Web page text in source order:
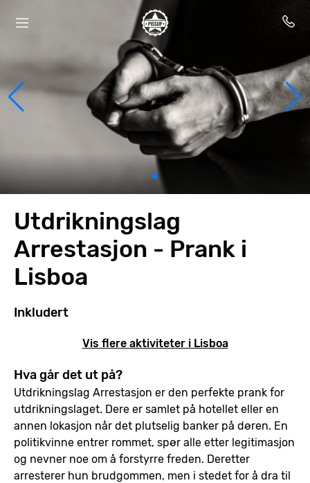
Utdrikningslag
Arrestasjon - Prank i
Lisboa
Inkludert
Vis flere aktiviteter i Lisboa
Hva går det ut på?
Utdrikningslag Arrestasjon er den perfekte prank for
utdrikningslaget. Dere er samlet på hotellet eller en
annen lokasjon når det plutselig banker på døren. En
politikvinne entrer rommet, spør alle etter legitimasjon
og nevner noe om å forstyrre freden. Deretter
arresterer hun brudgommen, men i stedet for å dra til